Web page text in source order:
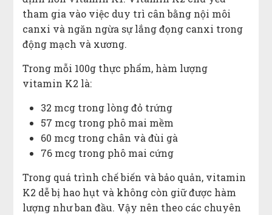
tham gia vào việc duy trì cân bằng nội môi
canxi và ngăn ngừa sự lắng đọng canxi trong
động mạch và xương.
Trong mỗi 100g thực phẩm, hàm lượng
vitamin K2 là:
32 mcg trong lòng đỏ trứng
57 mcg trong phô mai mềm
60 mcg trong chân và đùi gà
76 mcg trong phô mai cứng
Trong quá trình chế biến và bảo quản, vitamin
K2 dễ bị hao hụt và không còn giữ được hàm
lượng như ban đầu. Vậy nên theo các chuyên